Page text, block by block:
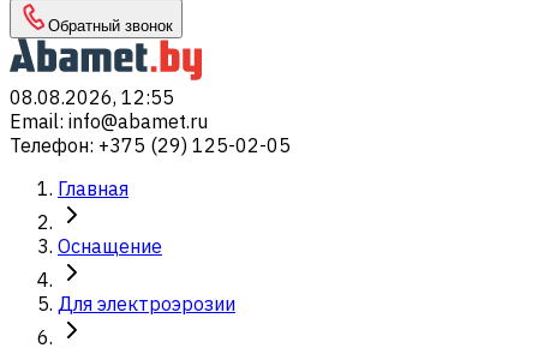
Обратный звонок
08.08.2026, 12:55
Email: info@abamet.ru
Телефон: +375 (29) 125-02-05
Главная
Оснащение
Для электроэрозии